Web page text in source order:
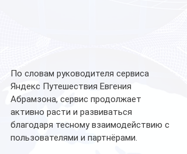
По словам руководителя сервиса
Яндекс Путешествия Евгения
Абрамзона, сервис продолжает
активно расти и развиваться
благодаря тесному взаимодействию с
пользователями и партнёрами.